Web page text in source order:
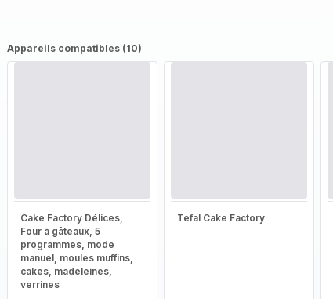
Appareils compatibles (10)
Cake Factory Délices,
Four à gâteaux, 5
programmes, mode
manuel, moules muffins,
cakes, madeleines,
verrines
Tefal Cake Factory